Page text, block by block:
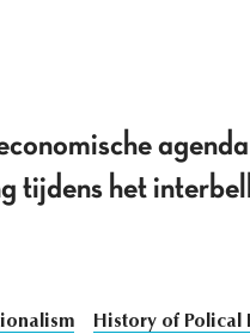
tijdens het
History of Polical